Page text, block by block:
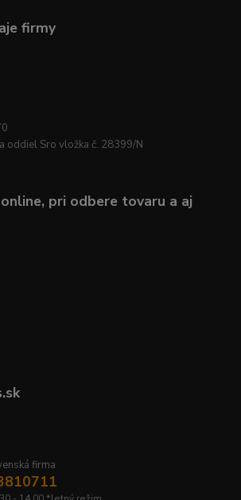
firmy
oddiel Sro vložka č. 28399/N
pri odbere tovaru a aj
firma